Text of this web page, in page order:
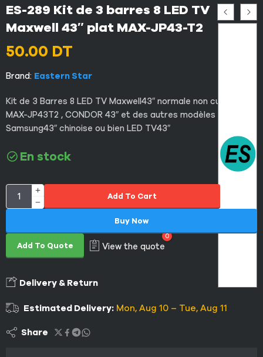
ES-289 Kit de 3 barres 8 LED TV
Maxwell 43″ plat MAX-JP43-T2
50.00 DT
Brand: Eastern Star
Kit de 3 Barres 8 LED TV Maxwell43″ normale non curved
MAX-JP43T2 , CONDOR 43″ et des autres modèles
Samsung43″ chinoise ou bien LED TV43″
En stock
Add To Cart
Add To Quote View the quote
0
Buy Now
Delivery & Return
Estimated Delivery: Mon, Aug 10 – Tue, Aug 11
Share